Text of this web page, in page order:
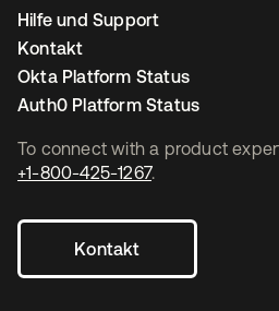
To connect with a product
+1-800-425-1267.
Kontakt
Hilfe und Support
Kontakt
Okta Platform Status
Auth0 Platform Status